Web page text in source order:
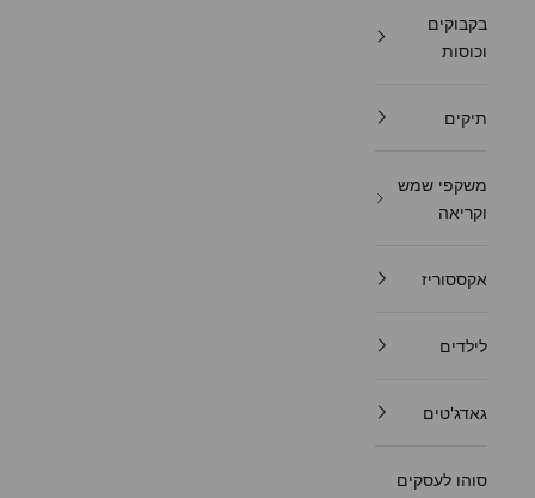
בקבוקים
וכוסות
תיקים
משקפי שמש
וקריאה
אקססוריז
לילדים
גאדג'טים
סוהו לעסקים